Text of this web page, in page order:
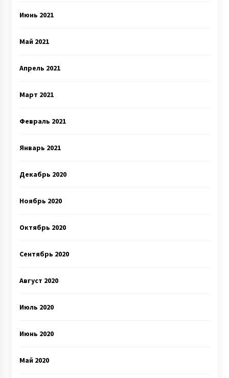
Июнь 2021
Май 2021
Апрель 2021
Март 2021
Февраль 2021
Январь 2021
Декабрь 2020
Ноябрь 2020
Октябрь 2020
Сентябрь 2020
Август 2020
Июль 2020
Июнь 2020
Май 2020